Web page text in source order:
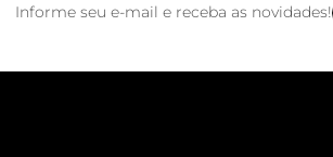
Informe seu e-mail e receba as novidades!